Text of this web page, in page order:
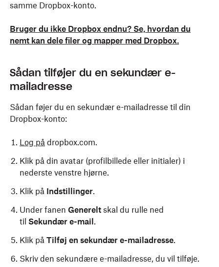
samme Dropbox-konto.
Bruger du ikke Dropbox endnu? Se, hvordan du
nemt kan dele filer og mapper med Dropbox.
Sådan tilføjer du en sekundær e-
mailadresse
Sådan føjer du en sekundær e-mailadresse til din
Dropbox-konto:
Log på dropbox.com.
Klik på din avatar (profilbillede eller initialer) i
nederste venstre hjørne.
Klik på Indstillinger.
Under fanen Generelt skal du rulle ned
til Sekundær e-mail .
Klik på Tilføj en sekundær e-mailadresse.
Skriv den sekundære e-mailadresse, du vil tilføje.